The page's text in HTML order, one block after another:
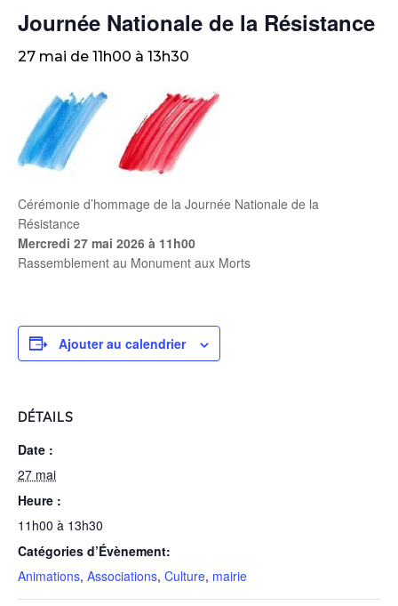
Journée Nationale de la Résistance
27 mai de 11h00 à 13h30
Cérémonie d’hommage de la Journée Nationale de la
Résistance
Mercredi 27 mai 2026 à 11h00
Rassemblement au Monument aux Morts
Ajouter au calendrier
DÉTAILS
Date :
27 mai
Heure :
11h00 à 13h30
Catégories d’Évènement:
Animations, Associations, Culture, mairie